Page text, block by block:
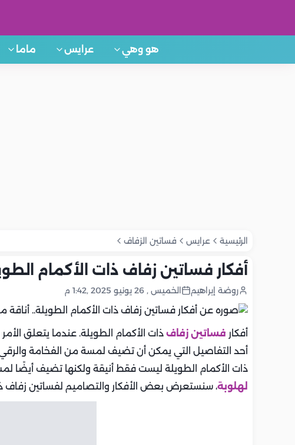
هو وهي عرايس ماما
الرئيسية عرايس فساتين الزفاف
أفكار فساتين زفاف ذات الأكمام
روضة إبراهيم الخميس , 26 يونيو 2025 ,1:42 م
أفكار فساتين زفاف ذات الأكمام الطويلة. عندما يتعلق
أحد التفاصيل التي يمكن أن تضيف لمسة من الفخامة
ذات الأكمام الطويلة ليست فقط أنيقة ولكنها تضيف أيضًا
لهلوبة، سنستعرض بعض الأفكار والتصاميم لفساتين زفاف